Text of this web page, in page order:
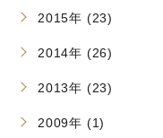
2015年 (23)
2014年 (26)
2013年 (23)
2009年 (1)